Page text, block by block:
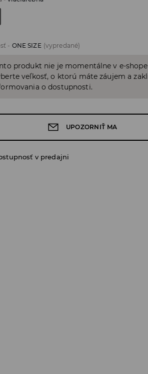
- ONE SIZE (vypredané)
produkt nie je momentálne v e-
veľkosť, o ktorú máte záujem a
o dostupnosti.
UPOZORNIŤ MA
v predajni